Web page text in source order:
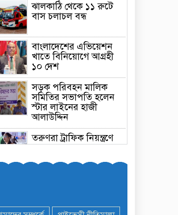
ঝালকাঠি থেকে ১১ রুটে
বাস চলাচল বন্ধ
বাংলাদেশের এভিয়েশন
খাতে বিনিয়োগে আগ্রহী
১০ দেশ
সড়ক পরিবহন মালিক
সমিতির সভাপতি হলেন
স্টার লাইনের হাজী
আলাউদ্দিন
তরুণরা ট্রাফিক নিয়ন্ত্রণে
নামুক আবার